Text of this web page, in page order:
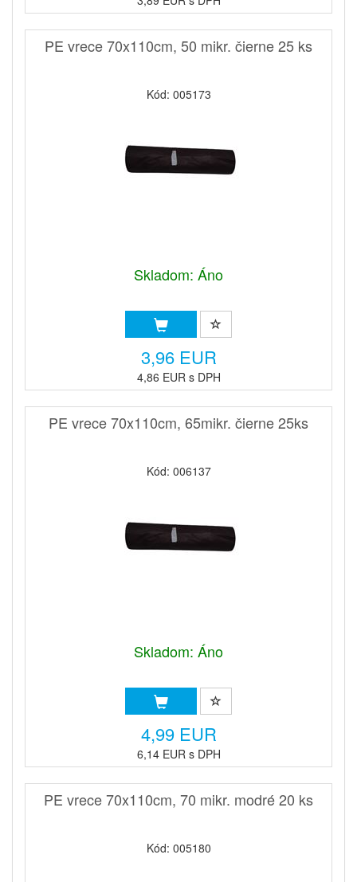
PE vrece 70x110cm, 50 mikr. čierne 25 ks
Kód: 005173
Skladom: Áno
3,96 EUR
4,86 EUR s DPH
PE vrece 70x110cm, 65mikr. čierne 25ks
Kód: 006137
Skladom: Áno
4,99 EUR
6,14 EUR s DPH
PE vrece 70x110cm, 70 mikr. modré 20 ks
Kód: 005180